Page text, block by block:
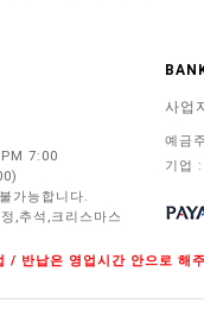
7:00
가능합니다.
,추석,크리스마스
사업
예금
기업
/ 반납은 영업시간 안으로 해